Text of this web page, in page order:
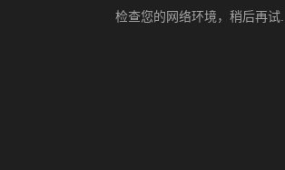
检查您的网络环境，稍后再试...